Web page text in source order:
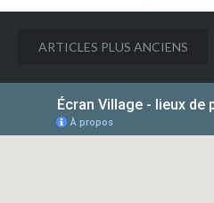
Navigation
articles
ARTICLES PLUS ANCIENS